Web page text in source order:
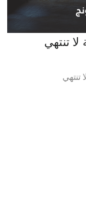
تنتهي
تنتهي